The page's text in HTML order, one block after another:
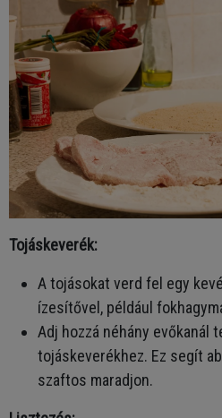
Tojáskeverék:
A tojásokat verd fel egy
ízesítővel, például
Adj hozzá néhány evőkanál
tojáskeverékhez. Ez segít
szaftos maradjon.